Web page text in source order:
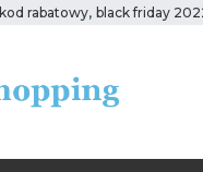
kod rabatowy, black friday